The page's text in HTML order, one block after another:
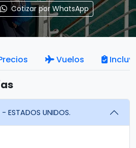
Cotizar por WhatsApp
Vuelos
ESTADOS UNIDOS.